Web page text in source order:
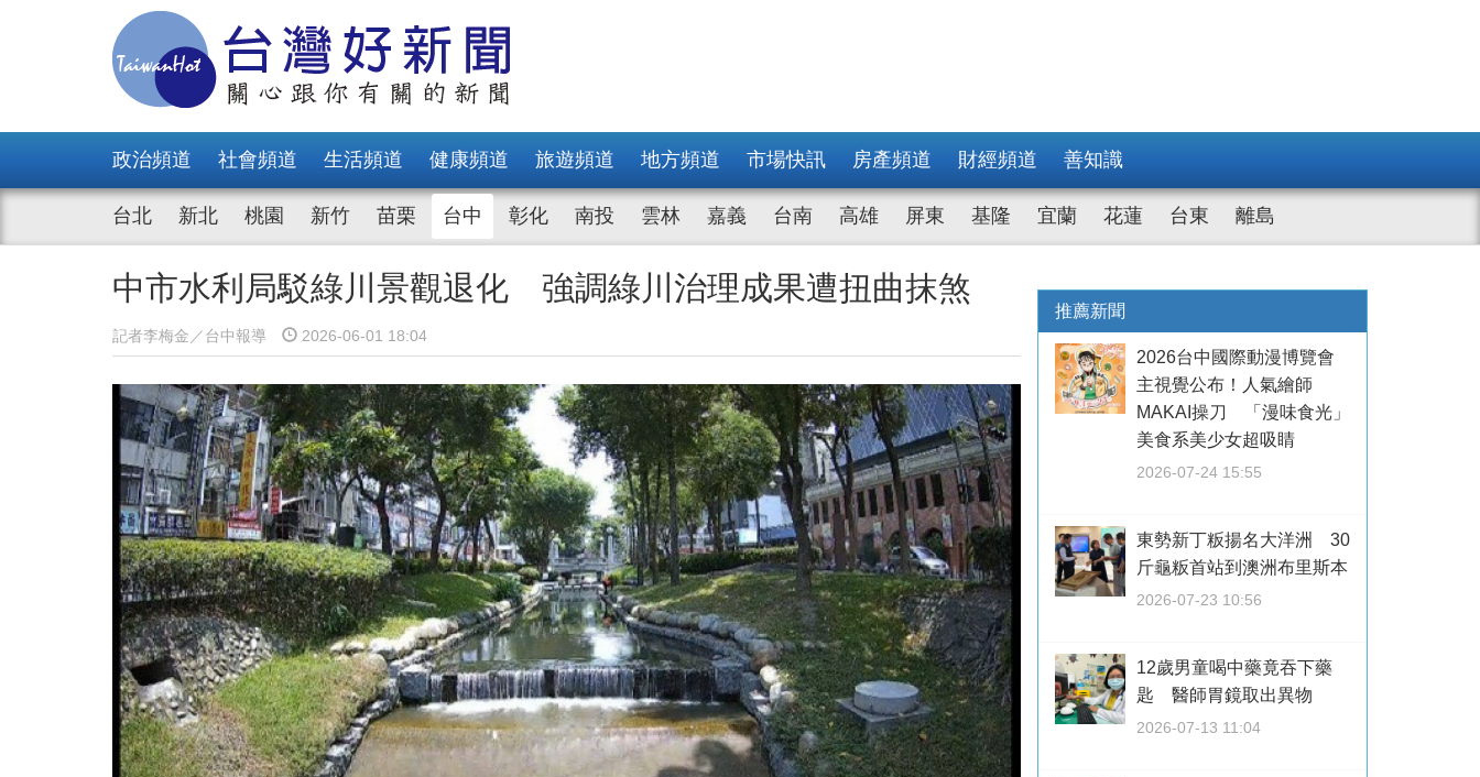
政治頻道 社會頻道 生活頻道 健康頻道 旅遊頻道 地方頻道 市場快訊 房產頻道 財經頻道 善知識
台北 新北 桃園 新竹 苗栗 台中 彰化 南投 雲林 嘉義 台南 高雄 屏東 基隆 宜蘭 花蓮 台東 離島
中市水利局駁綠川景觀退化 強調綠川治理成果遭扭曲抹煞
記者李梅金／台中報導 2026-06-01 18:04
推薦新聞
2026台中國際動漫博覽會
主視覺公布！人氣繪師
MAKAI操刀 「漫味食光」
美食系美少女超吸睛
2026-07-24 15:55
東勢新丁粄揚名大洋洲 30
斤龜粄首站到澳洲布里斯本
2026-07-23 10:56
12歲男童喝中藥竟吞下藥
匙 醫師胃鏡取出異物
2026-07-13 11:04